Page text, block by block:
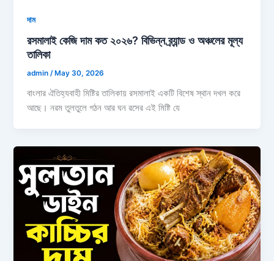
দাম
রসমালাই কেজি দাম কত ২০২৬? বিভিন্ন ব্র্যান্ড ও অঞ্চলের মূল্য
তালিকা
admin/ May 30, 2026
বাংলার ঐতিহ্যবাহী মিষ্টির তালিকায় রসমালাই একটি বিশেষ স্থান দখল করে
আছে। নরম তুলতুলে গঠন আর ঘন রসের এই মিষ্টি যে